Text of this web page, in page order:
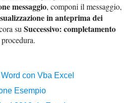
messaggio, componi il messaggio,
in anteprima dei
suSuccessivo: completamento